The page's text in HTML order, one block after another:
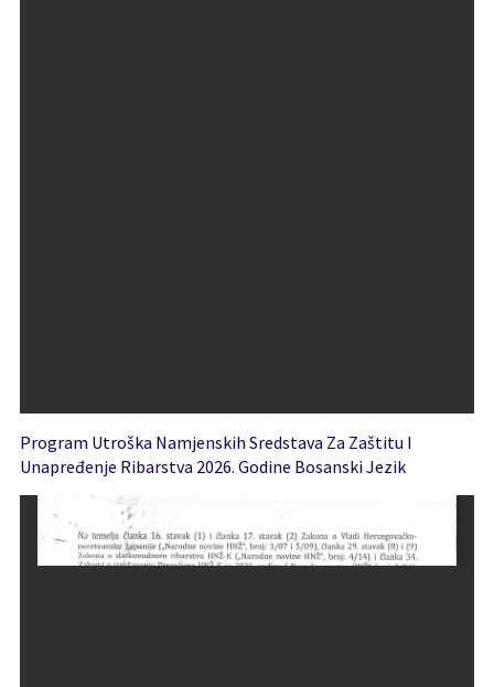
Program Utroška Namjenskih Sredstava Za Zaštitu I
Unapređenje Ribarstva 2026. Godine Bosanski Jezik